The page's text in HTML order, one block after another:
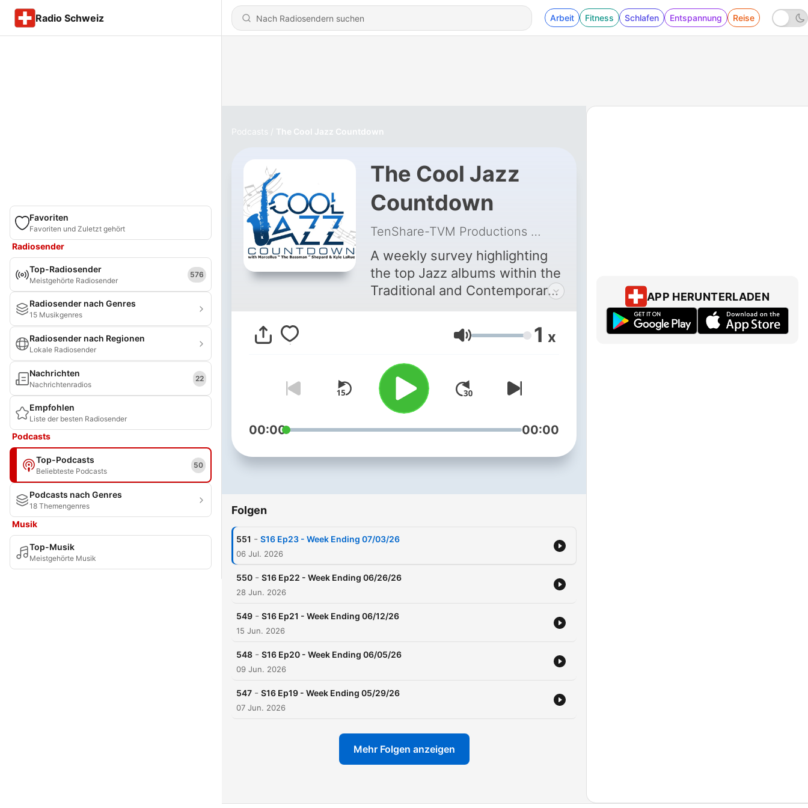
Radio Schweiz Arbeit Fitness Schlafen Entspannung Reise
Favoriten
Favoriten und Zuletzt gehört
Radiosender
Top-Radiosender
Meistgehörte Radiosender
576
Radiosender nach Genres
15 Musikgenres
Radiosender nach Regionen
Lokale Radiosender
Nachrichten
Nachrichtenradios
22
Empfohlen
Liste der besten Radiosender
Podcasts
Top-Podcasts
Beliebteste Podcasts
50
Podcasts nach Genres
18 Themengenres
Musik
Top-Musik
Meistgehörte Musik
Podcasts The Cool Jazz Countdown
The Cool Jazz
Countdown
TenShare-TVM Productions |
A weekly survey highlighting
the top Jazz albums within the
Traditional and Contemporary
jazz genres, based on national
jazz chart movement, listener
feedback and local radio
airplay. Hosted by Marcellus
"The Bassman" Shepard and
Kyle LaRue.
Lautstärke 1 x
00:00 00:00
Folgen
551 - S16 Ep23 - Week Ending 07/03/26
06 Jul. 2026
550 - S16 Ep22 - Week Ending 06/26/26
28 Jun. 2026
549 - S16 Ep21 - Week Ending 06/12/26
15 Jun. 2026
548 - S16 Ep20 - Week Ending 06/05/26
09 Jun. 2026
547 - S16 Ep19 - Week Ending 05/29/26
07 Jun. 2026
Mehr Folgen anzeigen
APP HERUNTERLADEN